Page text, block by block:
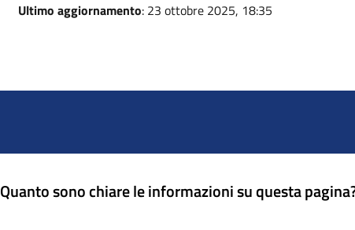
Ultimo aggiornamento: 23 ottobre 2025, 18:35
Quanto sono chiare le informazioni su questa